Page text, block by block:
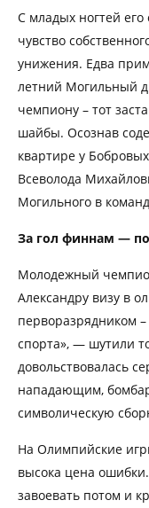
С младых ногтей его
чувство
унижения. Едва
летний Могильный
чемпиону – тот
шайбы. Осознав
квартире у
Всеволода
Могильного в
За гол финнам —
Молодежный
Александру визу в
перворазрядником
спорта», — шутили
довольствовалась
нападающим,
символическую
На Олимпийские
высока цена
завоевать потом и